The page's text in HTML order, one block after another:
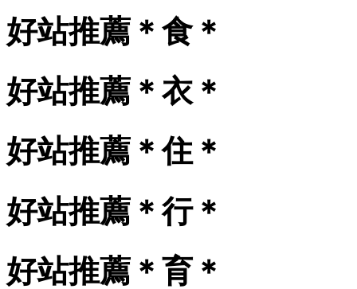
好站推薦＊食＊
好站推薦＊衣＊
好站推薦＊住＊
好站推薦＊行＊
好站推薦＊育＊